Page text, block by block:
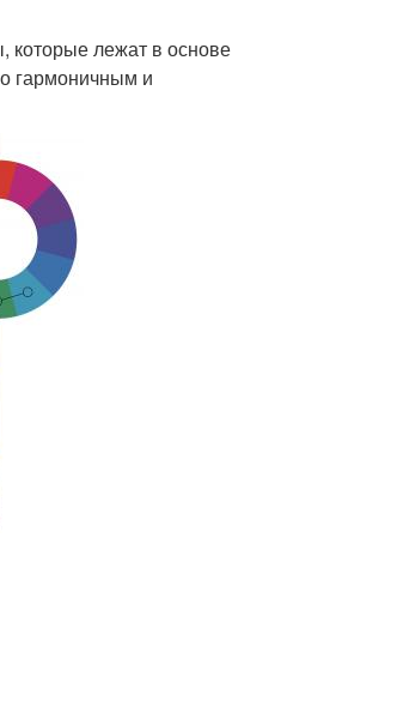
которые лежат в основе
гармоничным и